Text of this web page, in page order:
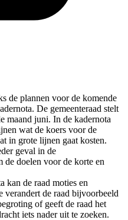
de plannen voor de komende
De gemeenteraad stelt
maand juni. In de kadernota
wat de koers voor de
in grote lijnen gaat kosten.
geval in de
de doelen voor de korte en
kan de raad moties en
verandert de raad bijvoorbeeld
of geeft de raad het
iets nader uit te zoeken.